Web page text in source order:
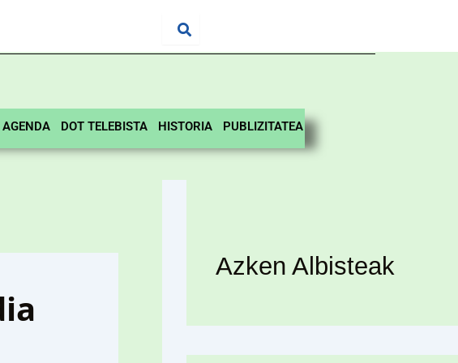
AGENDA DOT TELEBISTA HISTORIA PUBLIZITATEA
Azken Albisteak